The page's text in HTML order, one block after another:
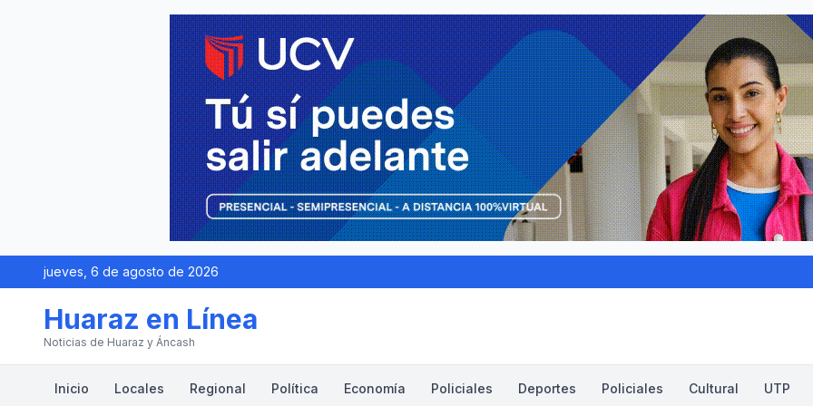
jueves, 6 de agosto de 2026
Huaraz en Línea
Noticias de Huaraz y Áncash
Inicio Locales Regional Política Economía Policiales Deportes Policiales Cultural UTP